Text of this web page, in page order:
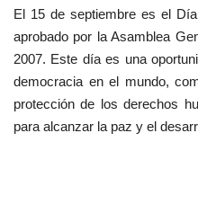
Movimiento Juvenil Nasser
Noticias
Nasser Fellowship para
El 15 de septiembre es el
aprobado por la Asamblea
2007. Este día es una
democracia en el mundo,
protección de los derechos
para alcanzar la paz y el